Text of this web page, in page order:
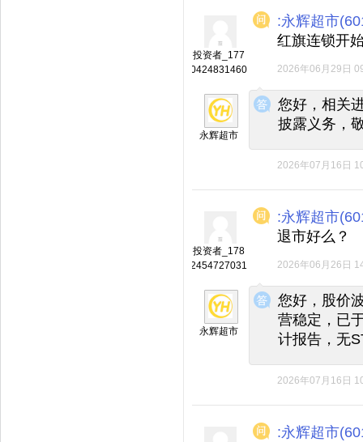
投资者_177
0424831460
:永辉超市
红旗连锁开
2026年06月29日
◆
◆
永辉超市
您好，相关
披露义务，
2026年07月16日
投资者_178
2454727031
:永辉超市
退市好么？
2026年06月26日
◆
◆
永辉超市
您好，股价
营稳定，已
计报告，无
2026年07月16日
:永辉超市